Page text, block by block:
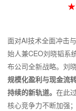
★
面对AI技术全面冲击
始人兼CEO刘晓韬系
布公司全新战略。刘晓
规模化盈利与现金流
持续的新轨道。 在此
核心竞争力不断加强